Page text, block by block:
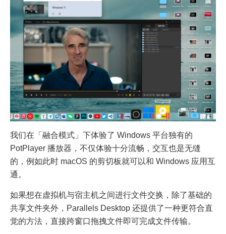
我们在「融合模式」下体验了 Windows 平台独有的
PotPlayer 播放器，不仅体验十分流畅，交互也是无缝
的，例如此时 macOS 的剪切板就可以和 Windows 应用互
通。
如果想在虚拟机与宿主机之间进行文件交换，除了基础的
共享文件夹外，Parallels Desktop 还提供了一种更符合直
觉的方法，直接跨窗口拖拽文件即可完成文件传输。